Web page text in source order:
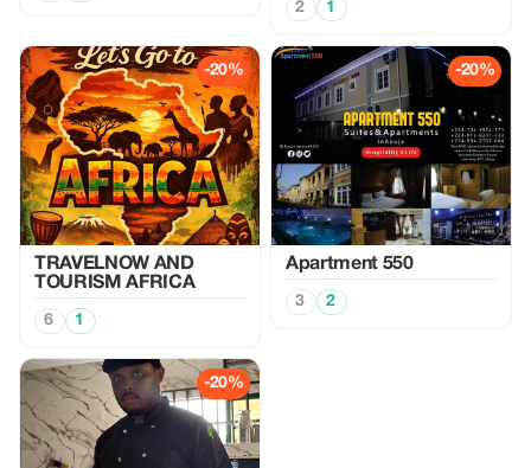
2 1
-20%
TRAVELNOW AND
TOURISM AFRICA
6 1
-20%
Apartment 550
3 2
-20%